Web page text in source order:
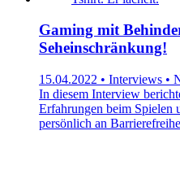
Gaming mit
Seheinschränkung!
15.04.2022 • Interviews •
In diesem Interview
Erfahrungen beim Spielen
persönlich an